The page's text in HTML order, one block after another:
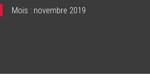
Mois : novembre 2019